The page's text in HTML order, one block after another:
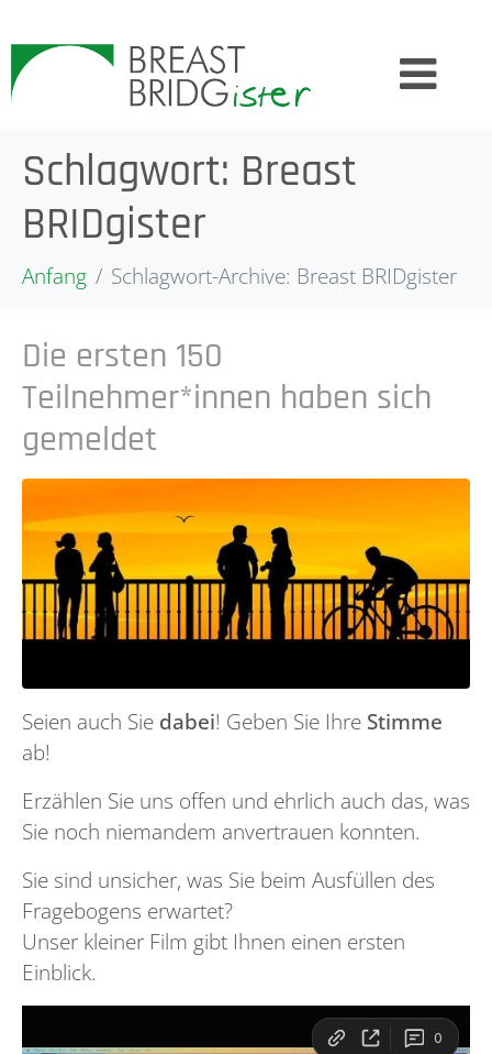
Schlagwort: Breast
BRIDgister
Anfang Schlagwort-Archive: Breast BRIDgister
Die ersten 150
Teilnehmer*innen haben sich
gemeldet
Seien auch Sie dabei! Geben Sie Ihre Stimme
ab!
Erzählen Sie uns offen und ehrlich auch das, was
Sie noch niemandem anvertrauen konnten.
Sie sind unsicher, was Sie beim Ausfüllen des
Fragebogens erwartet?
Unser kleiner Film gibt Ihnen einen ersten
Einblick.